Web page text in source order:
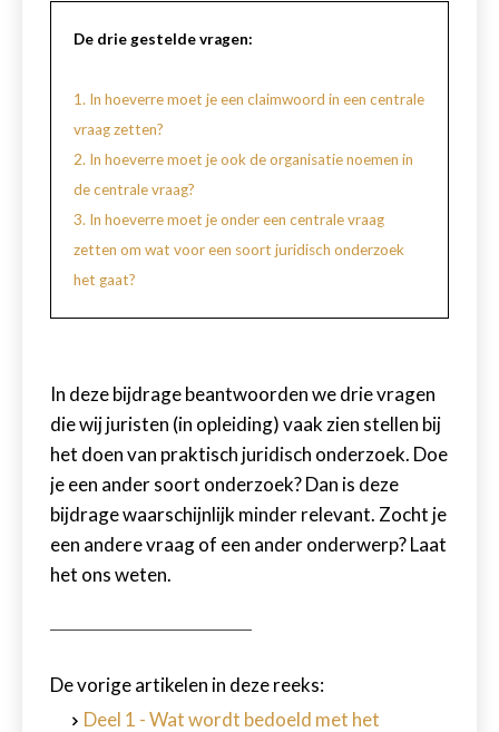
De drie gestelde vragen:
1. In hoeverre moet je een claimwoord in een centrale
vraag zetten?
2. In hoeverre moet je ook de organisatie noemen in
de centrale vraag?
3. In hoeverre moet je onder een centrale vraag
zetten om wat voor een soort juridisch onderzoek
het gaat?
In deze bijdrage beantwoorden we drie vragen
die wij juristen (in opleiding) vaak zien stellen bij
het doen van praktisch juridisch onderzoek. Doe
je een ander soort onderzoek? Dan is deze
bijdrage waarschijnlijk minder relevant. Zocht je
een andere vraag of een ander onderwerp? Laat
het ons weten.
De vorige artikelen in deze reeks:
Deel 1 - Wat wordt bedoeld met het